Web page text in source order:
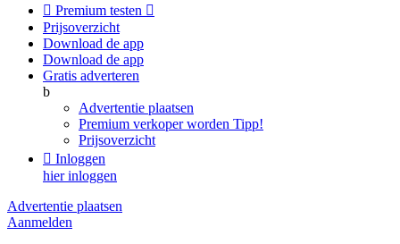
 Premium testen 
Prijsoverzicht
Download de app
Download de app
Gratis adverteren
b
Advertentie plaatsen
Premium verkoper worden Tipp!
Prijsoverzicht
 Inloggen
hier inloggen
Advertentie plaatsen
Aanmelden